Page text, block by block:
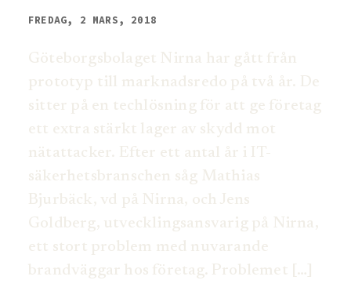
FREDAG, 2 MARS, 2018
Göteborgsbolaget Nirna har gått från
prototyp till marknadsredo på två år. De
sitter på en techlösning för att ge företag
ett extra stärkt lager av skydd mot
nätattacker. Efter ett antal år i IT-
säkerhetsbranschen såg Mathias
Bjurbäck, vd på Nirna, och Jens
Goldberg, utvecklingsansvarig på Nirna,
ett stort problem med nuvarande
brandväggar hos företag. Problemet […]